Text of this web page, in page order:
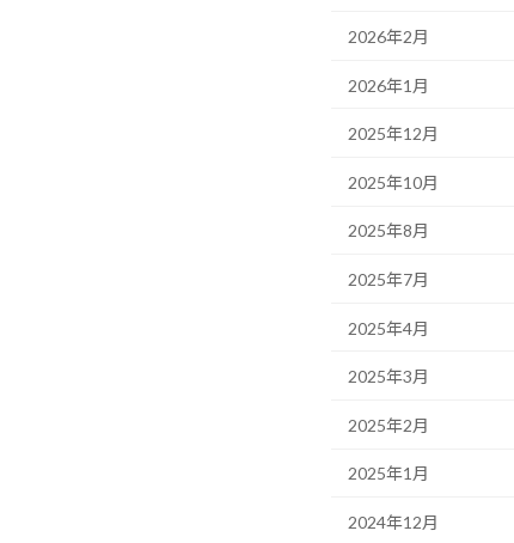
2026年2月
2026年1月
2025年12月
2025年10月
2025年8月
2025年7月
2025年4月
2025年3月
2025年2月
2025年1月
2024年12月